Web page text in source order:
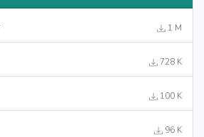
1 M
728 K
100 K
96 K